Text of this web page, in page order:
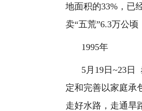
地面积的33% ，已
卖“五荒”6.3万公顷
1995年
5月 19 日 ~23 日
定和完善以家庭承
走好水路，走通旱